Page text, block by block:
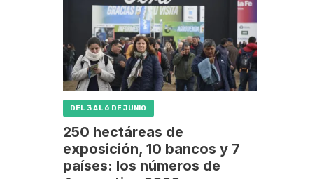
DEL 3 AL 6 DE JUNIO
250 hectáreas de
exposición, 10 bancos y 7
países: los números de